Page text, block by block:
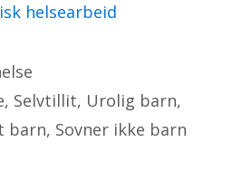
helsearbeid
, Selvtillit, Urolig barn,
barn, Sovner ikke barn